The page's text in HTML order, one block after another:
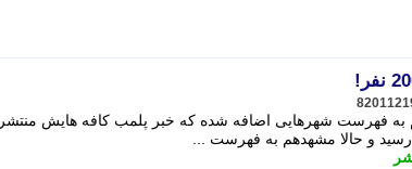
به فهرست شهرهایی اضافه شده که خبر پلمب کافه هایش منتشر
و حالا مشهدهم به فهرست ...